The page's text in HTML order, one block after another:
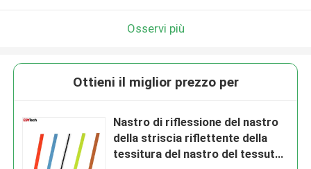
Osservi più
Ottieni il miglior prezzo per
Nastro di riflessione del nastro
della striscia riflettente della
tessitura del nastro del tessuto